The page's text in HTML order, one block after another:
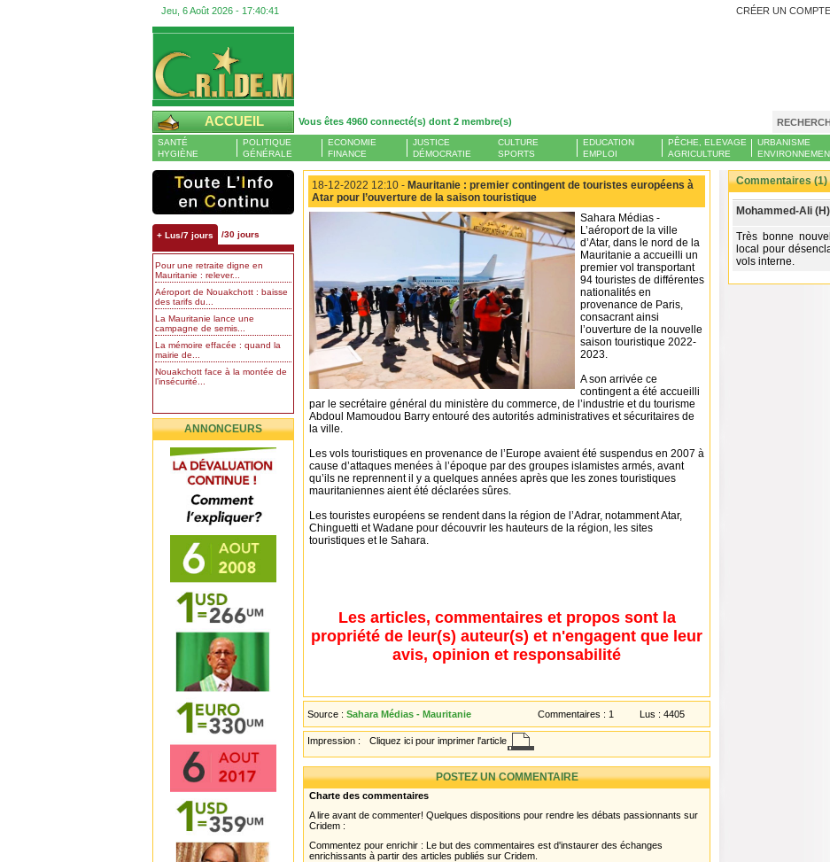
Jeu, 6 Août 2026 - 17:40:41 CRÉER UN COMPTE
ACCUEIL Vous êtes 4960 connecté(s) dont 2 membre(s)
SANTÉ
HYGIÈNE
POLITIQUE
GÉNÉRALE
ECONOMIE
FINANCE
JUSTICE
DÉMOCRATIE
CULTURE
SPORTS
EDUCATION
EMPLOI
PÊCHE, ELEVAGE
AGRICULTURE
URBANISME
+ Lus/7 jours /30 jours
Pour une retraite digne en
Mauritanie : relever...
Aéroport de Nouakchott : baisse
des tarifs du...
La Mauritanie lance une
campagne de semis...
La mémoire effacée : quand la
mairie de...
Nouakchott face à la montée de
l’insécurité...
ANNONCEURS
18-12-2022 12:10 - Mauritanie : premier contingent de touristes européens à
Atar pour l’ouverture de la saison touristique
Sahara Médias -
L’aéroport de la ville
d’Atar, dans le nord de la
Mauritanie a accueilli un
premier vol transportant
94 touristes de différentes
nationalités en
provenance de Paris,
consacrant ainsi
l’ouverture de la nouvelle
saison touristique 2022-
2023.
A son arrivée ce
contingent a été accueilli
par le secrétaire général du ministère du commerce, de l’industrie et du tourisme
Abdoul Mamoudou Barry entouré des autorités administratives et sécuritaires de
la ville.
Les vols touristiques en provenance de l’Europe avaient été suspendus en 2007 à
cause d’attaques menées à l’époque par des groupes islamistes armés, avant
qu’ils ne reprennent il y a quelques années après que les zones touristiques
mauritaniennes aient été déclarées sûres.
Les touristes européens se rendent dans la région de l’Adrar, notamment Atar,
Chinguetti et Wadane pour découvrir les hauteurs de la région, les sites
touristiques et le Sahara.
Les articles, commentaires et propos sont la
propriété de leur(s) auteur(s) et n'engagent que leur
avis, opinion et responsabilité
Source : Sahara Médias - Mauritanie Commentaires : 1 Lus : 4405
Impression : Cliquez ici pour imprimer l'article
POSTEZ UN COMMENTAIRE
Charte des commentaires
A lire avant de commenter! Quelques dispositions pour rendre les débats passionnants sur
Cridem :
Commentez pour enrichir : Le but des commentaires est d'instaurer des échanges
enrichissants à partir des articles publiés sur Cridem.
Commentaires (1)
Mohammed-Ali (H)
Très bonne
local pour
vols interne.